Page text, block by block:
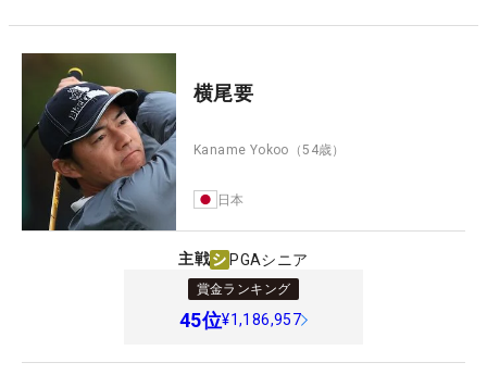
横尾要
Kaname Yokoo （54歳）
日本
主戦 PGAシニア
賞金ランキング
45位¥1,186,957